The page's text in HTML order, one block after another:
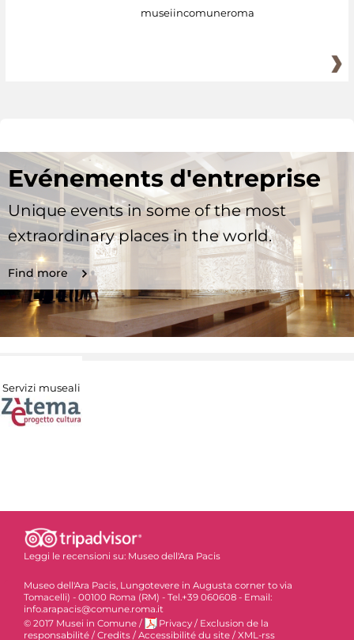
museiincomuneroma
Evénements d'entreprise
Unique events in some of the most
extraordinary places in the world.
Find more
Servizi museali
Leggi le recensioni su: Museo dell'Ara Pacis
Museo dell'Ara Pacis, Lungotevere in Augusta corner to via
Tomacelli) - 00100 Roma (RM) - Tel.+39 060608 - Email:
info.arapacis@comune.roma.it
© 2017 Musei in Comune / Privacy / Exclusion de la
responsabilité /Credits /Accessibilité du site /XML-rss